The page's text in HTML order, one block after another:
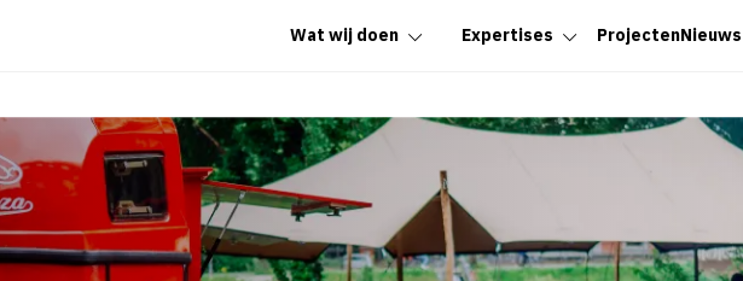
Wat wij doen Expertises ProjectenNieuws